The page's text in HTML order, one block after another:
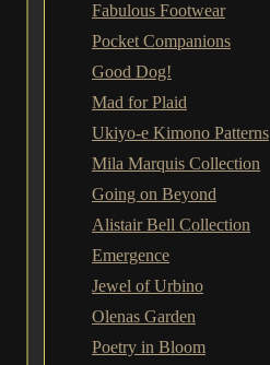
Fabulous Footwear
Pocket Companions
Good Dog!
Mad for Plaid
Ukiyo-e Kimono Patterns
Mila Marquis Collection
Going on Beyond
Alistair Bell Collection
Emergence
Jewel of Urbino
Olenas Garden
Poetry in Bloom